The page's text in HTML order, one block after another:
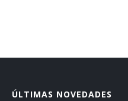
ÚLTIMAS NOVEDADES